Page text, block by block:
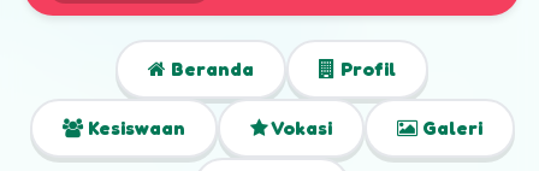
Beranda Profil
Kesiswaan Vokasi Galeri